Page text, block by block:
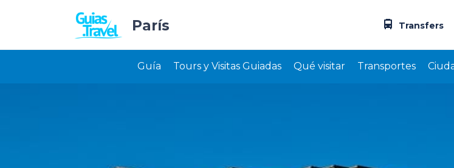
París Transfers
Guía Tours y Visitas Guiadas Qué visitar Transportes